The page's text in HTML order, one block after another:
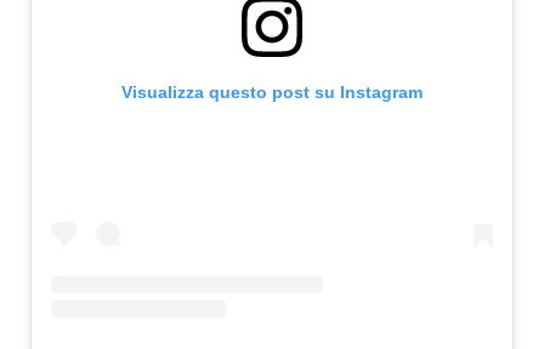
Visualizza questo post su Instagram